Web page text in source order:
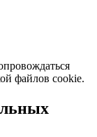
файлов cookie.